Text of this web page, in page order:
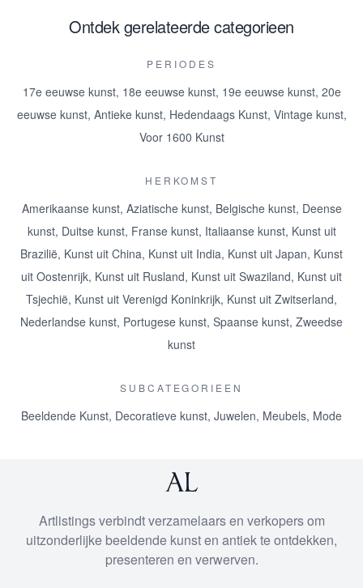
Ontdek gerelateerde categorieen
PERIODES
17e eeuwse kunst, 18e eeuwse kunst, 19e eeuwse kunst, 20e
eeuwse kunst, Antieke kunst, Hedendaags Kunst, Vintage kunst,
Voor 1600 Kunst
HERKOMST
Amerikaanse kunst, Aziatische kunst, Belgische kunst, Deense
kunst, Duitse kunst, Franse kunst, Italiaanse kunst, Kunst uit
Brazilië, Kunst uit China, Kunst uit India, Kunst uit Japan, Kunst
uit Oostenrijk, Kunst uit Rusland, Kunst uit Swaziland, Kunst uit
Tsjechië, Kunst uit Verenigd Koninkrijk, Kunst uit Zwitserland,
Nederlandse kunst, Portugese kunst, Spaanse kunst, Zweedse
kunst
SUBCATEGORIEEN
Beeldende Kunst, Decoratieve kunst, Juwelen, Meubels, Mode
Artlistings verbindt verzamelaars en verkopers om
uitzonderlijke beeldende kunst en antiek te ontdekken,
presenteren en verwerven.